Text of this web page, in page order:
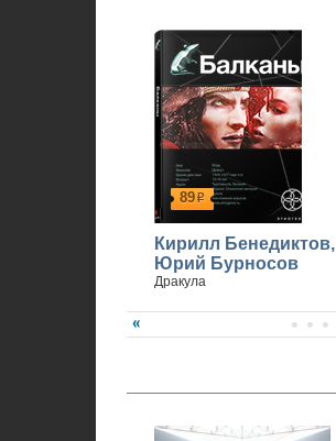
89р
Кирилл Бенедиктов,
Юрий Бурносов
Дракула